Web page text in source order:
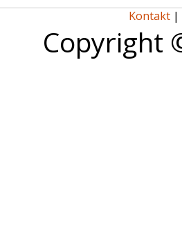
Kontakt |
Copyright